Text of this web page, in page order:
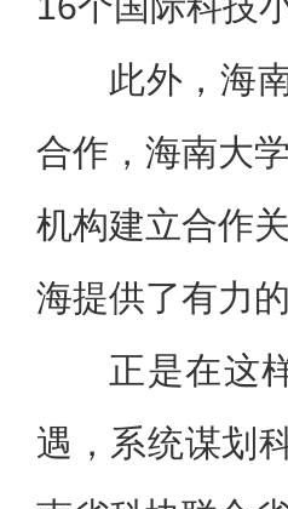
此外，海
合作，海南大
机构建立合作
海提供了有力的
正是在这
遇，系统谋划